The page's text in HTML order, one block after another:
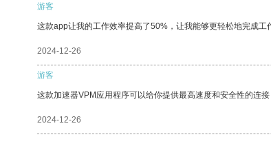
游客
这款app让我的工作效率提高了50%，让我能够更轻松地完成
2024-12-26
游客
这款加速器VPM应用程序可以给你提供最高速度和安全性的连接
2024-12-26